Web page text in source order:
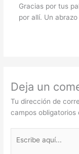
Gracias por tus
por allí. Un abrazo
Deja un
Tu dirección de
campos obligatorios
aquí...